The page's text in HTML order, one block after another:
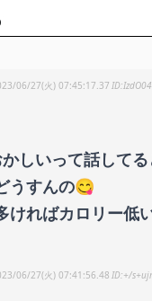
06/27(火) 07:45:17.37
しいって話して
うすんの😋
ければカロリー低
06/27(火) 07:41:56.48 +/